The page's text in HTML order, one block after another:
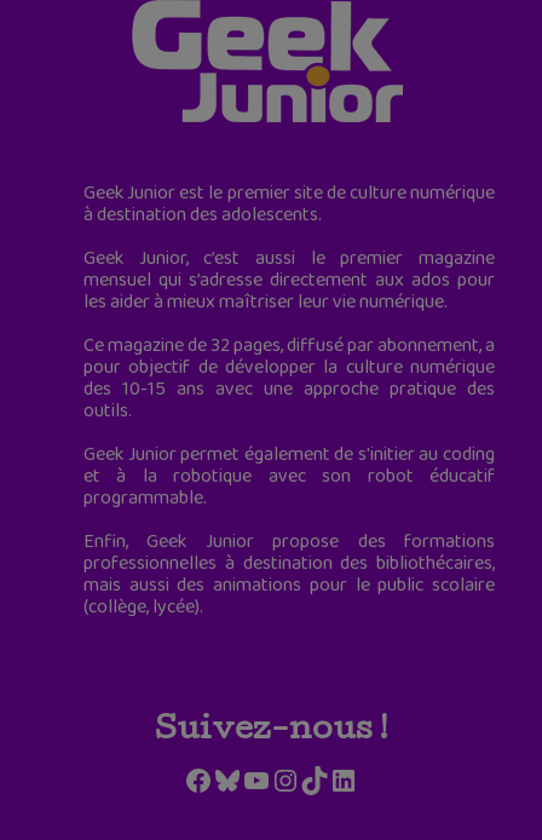
Geek Junior est le premier site de culture numérique
à destination des adolescents.
Geek Junior, c’est aussi le premier magazine
mensuel qui s’adresse directement aux ados pour
les aider à mieux maîtriser leur vie numérique.
Ce magazine de 32 pages, diffusé par abonnement, a
pour objectif de développer la culture numérique
des 10-15 ans avec une approche pratique des
outils.
Geek Junior permet également de s'initier au coding
et à la robotique avec son robot éducatif
programmable.
Enfin, Geek Junior propose des formations
professionnelles à destination des bibliothécaires,
mais aussi des animations pour le public scolaire
(collège, lycée).
Suivez-nous !
Facebook
Bluesky
YouTube
Instagram
TikTokLinkedIn